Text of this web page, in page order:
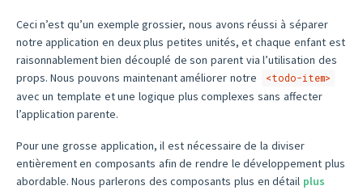
Ceci n’est qu’un exemple grossier, nous avons réussi à séparer
notre application en deux plus petites unités, et chaque enfant est
raisonnablement bien découplé de son parent via l’utilisation des
props. Nous pouvons maintenant améliorer notre
<todo-item>
avec un template et une logique plus complexes sans affecter
l’application parente.
Pour une grosse application, il est nécessaire de la diviser
entièrement en composants afin de rendre le développement plus
abordable. Nous parlerons des composants plus en détail plus